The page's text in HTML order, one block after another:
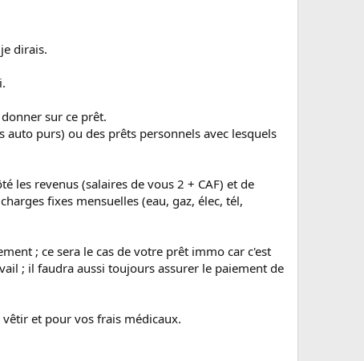
dirais.
sur ce prêt.
purs) ou des prêts personnels avec lesquels
revenus (salaires de vous 2 + CAF) et de
fixes mensuelles (eau, gaz, élec, tél,
; ce sera le cas de votre prêt immo car c'est
; il faudra aussi toujours assurer le paiement de
et pour vos frais médicaux.